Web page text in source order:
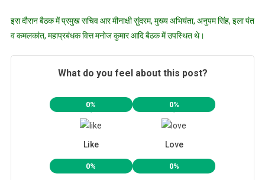
इस दौरान बैठक में प्रमुख सचिव आर मीनाक्षी सुंदरम, मुख्य अभियंता, अनुपम सिंह, इला पंत
व कमलकांत, महाप्रबंधक वित्त मनोज कुमार आदि बैठक में उपस्थित थे।
What do you feel about this post?
0%
Like
0%
Love
0% 0%